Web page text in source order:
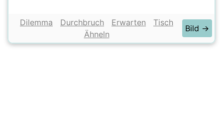
Dilemma Durchbruch Erwarten
Tisch
Ähneln
Bild →